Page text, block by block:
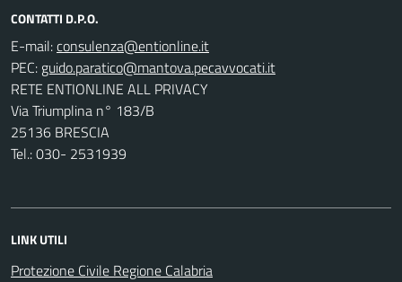
CONTATTI D.P.O.
E-mail:
PEC:
RETE ENTIONLINE ALL PRIVACY
Via Triumplina n° 183/B
25136 BRESCIA
Tel.: 030- 2531939
LINK UTILI
Protezione Civile Regione Calabria